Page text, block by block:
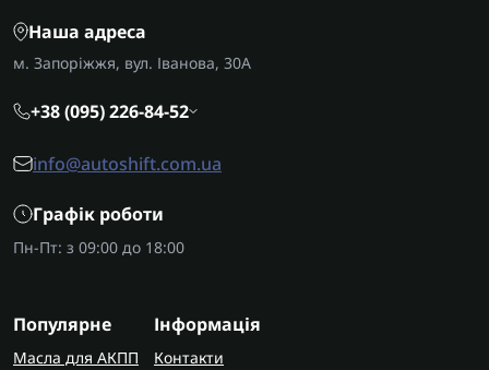
AUTOSHIFT швидко та надійно доставляє
замовлення по Україні. У Запоріжжі виконуємо
ремонт цих коробок передач із заміною
прокладок та повною гарантією на всі виконані
Наша адреса
м. Запоріжжя, вул. Іванова, 30А
+38 (095) 226-84-52
info@autoshift.com.ua
Графік роботи
Пн-Пт: з 09:00 до 18:00
Популярне
Масла для АКПП
Інформація
Контакти